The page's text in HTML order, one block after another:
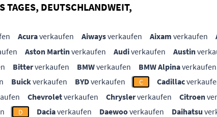
TAGES, DEUTSCHLANDWEIT,
Acuraverkaufen Aiwaysverkaufen Aixam verkaufen
Aston Martinverkaufen Audiverkaufen Austin
Bitterverkaufen BMWverkaufen BMW Alpinaverkaufen
Buickverkaufen BYDverkaufen C Cadillac
Chevroletverkaufen Chryslerverkaufen Citroen
D Daciaverkaufen Daewooverkaufen Daihatsu